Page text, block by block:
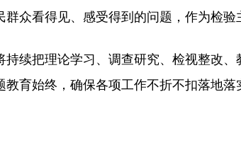
众看得见、感受得到的问题，作为检验
续把理论学习、调查研究、检视整改
育始终，确保各项工作不折不扣落地落